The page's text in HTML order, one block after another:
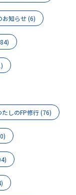
お知らせ(6)
たしのFP修行(76)